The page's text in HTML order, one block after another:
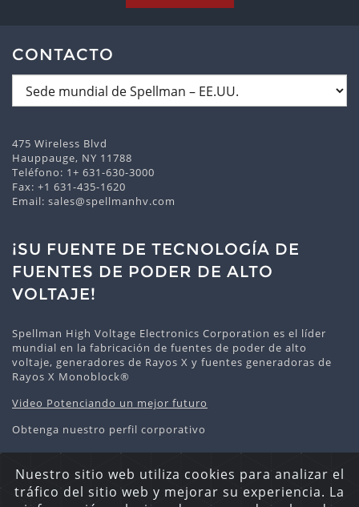
CONTACTO
475 Wireless Blvd
Hauppauge, NY 11788
Teléfono: 1+ 631-630-3000
Fax: +1 631-435-1620
Email: sales@spellmanhv.com
¡SU FUENTE DE TECNOLOGÍA DE
FUENTES DE PODER DE ALTO
VOLTAJE!
Spellman High Voltage Electronics Corporation es el líder
mundial en la fabricación de fuentes de poder de alto
voltaje, generadores de Rayos X y fuentes generadoras de
Rayos X Monoblock®
Video Potenciando un mejor futuro
Obtenga nuestro perfil corporativo
Declaración de privacidad Política De CookiesMapa
Nuestro sitio web utiliza cookies para analizar el
tráfico del sitio web y mejorar su experiencia. La